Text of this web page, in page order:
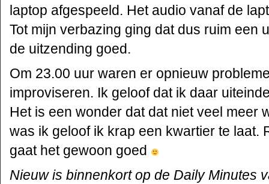
laptop afgespeeld. Het audio vanaf de
Tot mijn verbazing ging dat dus ruim een
de uitzending goed.
Om 23.00 uur waren er opnieuw
improviseren. Ik geloof dat ik daar
Het is een wonder dat dat niet veel meer
was ik geloof ik krap een kwartier te laat.
gaat het gewoon goed
Nieuw is binnenkort op de Daily Minutes